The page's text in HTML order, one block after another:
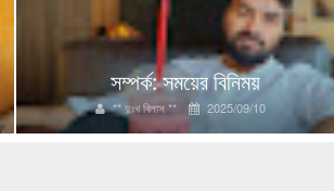
সম্পর্ক: সময়ের বিনিময়
** দুঃখ বিলাস ** 2025/09/10